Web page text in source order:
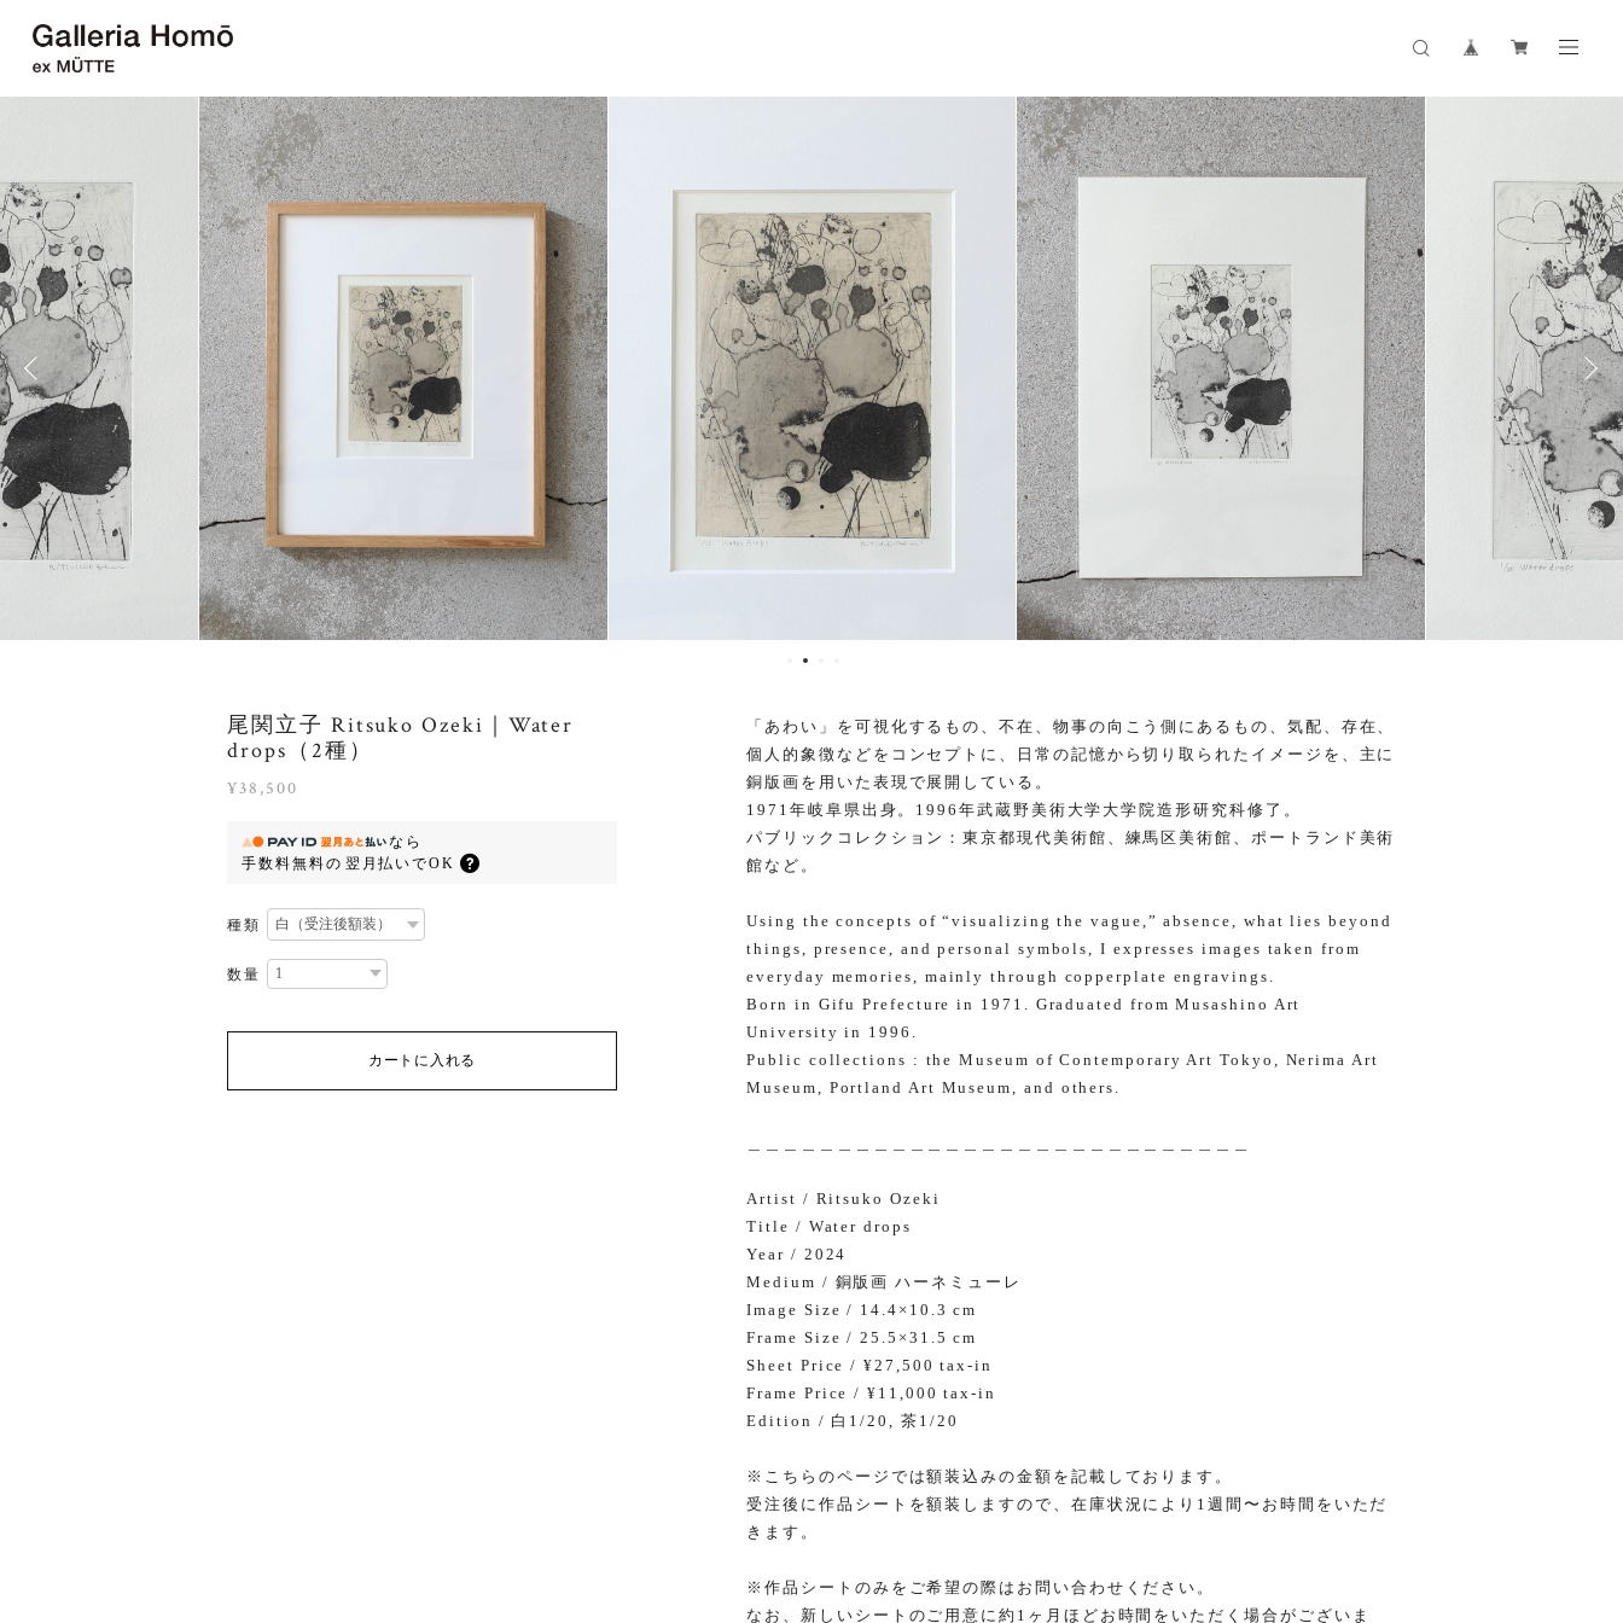
尾関立子 Ritsuko Ozeki｜Water
drops（2種）
¥38,500
なら
手数料無料の 翌月払いでOK
種類
数量
カートに入れる
「あわい」を可視化するもの、不在、物事の向こう側にあるもの、気配、存在、
個人的象徴などをコンセプトに、日常の記憶から切り取られたイメージを、主に
銅版画を用いた表現で展開している。
1971年岐阜県出身。1996年武蔵野美術大学大学院造形研究科修了。
パブリックコレクション：東京都現代美術館、練馬区美術館、ポートランド美術
館など。
Using the concepts of “visualizing the vague,” absence, what lies beyond
things, presence, and personal symbols, I expresses images taken from
everyday memories, mainly through copperplate engravings.
Born in Gifu Prefecture in 1971. Graduated from Musashino Art
University in 1996.
Public collections : the Museum of Contemporary Art Tokyo, Nerima Art
Museum, Portland Art Museum, and others.
Artist / Ritsuko Ozeki
Title / Water drops
Year / 2024
Medium / 銅版画 ハーネミューレ
Image Size / 14.4×10.3 cm
Frame Size / 25.5×31.5 cm
Sheet Price / ¥27,500 tax-in
Frame Price / ¥11,000 tax-in
Edition / 白1/20, 茶1/20
※こちらのページでは額装込みの金額を記載しております。
受注後に作品シートを額装しますので、在庫状況により1週間〜お時間をいただ
きます。
※作品シートのみをご希望の際はお問い合わせください。
なお、新しいシートのご用意に約1ヶ月ほどお時間をいただく場合がございま